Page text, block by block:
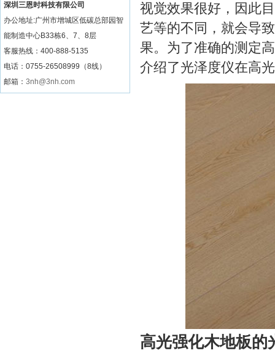
深圳三恩时科技有限公司
办公地址:广州市增城区低碳总部园智
能制造中心B33栋6、7、8层
客服热线： 400-888-5135
电话：0755-26508999（8线）
邮箱： 3nh@3nh.com
视觉效果很好，因此
艺等的不同，就会导
果。为了准确的测定
介绍了光泽度仪在高
高光强化木地板的